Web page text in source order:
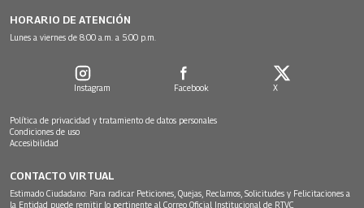
HORARIO DE ATENCIÓN
Lunes a viernes de 8:00 a.m. a 5:00 p.m.
Instagram Facebook X
Política de privacidad y tratamiento de datos personales
Condiciones de uso
Accesibilidad
CONTACTO VIRTUAL
Estimado Ciudadano: Para radicar Peticiones, Quejas, Reclamos, Solicitudes y Felicitaciones a
la Entidad puede remitir lo pertinente al Correo Oficial Institucional de RTVC